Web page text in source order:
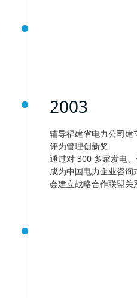
2003
辅导福建省电力公司建
评为管理创新奖
通过对 300 多家发电
成为中国电力企业咨
会建立战略合作联盟关